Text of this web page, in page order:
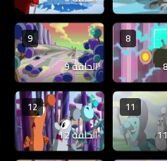
8
9
الحلقة 9
11
12
الحلقة 12